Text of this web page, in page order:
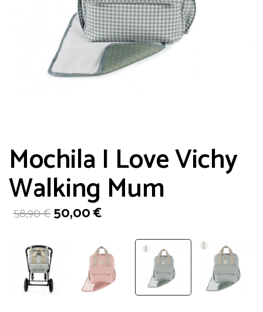
Mochila I Love Vichy
Walking Mum
58,90€El
precio
58,90 €.
50,00€Elprecio
50,00 €.